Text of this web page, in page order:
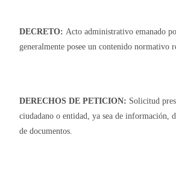
DECRETO: Acto administrativo emanado
generalmente posee un contenido normativo
DERECHOS DE PETICION: Solicitud
ciudadano o entidad, ya sea de información,
de documentos.